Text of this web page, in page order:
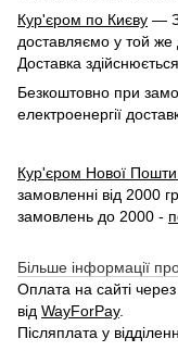
Кур'єром по Києву —
доставляємо у той же
Доставка
Безкоштовно при
електроенергії
Кур'єром Нової Пошти
замовленні від 2000
замовлень до 2000 -
Більше інформації
Оплата на сайті
від WayForPay.
Післяплата у